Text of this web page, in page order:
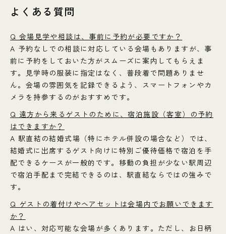
よくある質問
Q 会場見学や相談は、事前に予約が必要ですか？
A 予約なしでの相談に対応している会場もありますが、事
前に予約をしておいた方がスムーズに案内してもらえま
す。見学時の服装に指定はなく、普段着で問題ありませ
ん。会場の雰囲気を記録できるよう、スマートフォンやカ
メラを持参するのがおすすめです。
Q 遠方から来るゲストのために、宿泊施設（客室）の予約
はできますか？
A 駅直結の結婚式場（特にホテル併設の場合など）では、
結婚式に出席するゲスト向けに特別ご優待価格で宿泊を手
配できるケースが一般的です。移動の負担が少ない駅周辺
で宿泊手配まで完結できるのは、駅直結ならではの強みで
す。
Q ゲストの着付けやヘアセットは会場内でお願いできます
か？
A はい、対応可能な会場が多くあります。ただし、お日柄